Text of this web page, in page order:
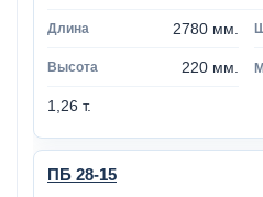
2780 мм.
220 мм.
1,26 т.
ПБ 28-15